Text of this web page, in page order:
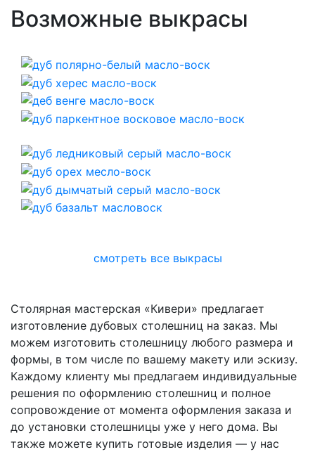
Возможные выкрасы
смотреть все выкрасы
Столярная мастерская «Кивери» предлагает
изготовление дубовых столешниц на заказ. Мы
можем изготовить столешницу любого размера и
формы, в том числе по вашему макету или эскизу.
Каждому клиенту мы предлагаем индивидуальные
решения по оформлению столешниц и полное
сопровождение от момента оформления заказа и
до установки столешницы уже у него дома. Вы
также можете купить готовые изделия — у нас